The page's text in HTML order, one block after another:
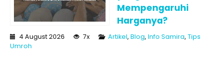
Mempengaruhi
Harganya?
4 August 2026 7x Artikel, Blog, Info Samira, Tips
Umroh